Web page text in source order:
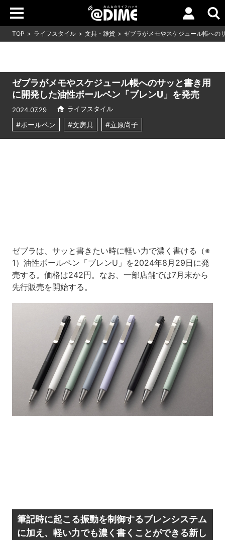
TOP ライフスタイル 文具・雑貨 ゼブラがメモやスケジュール帳への
ゼブラがメモやスケジュール帳へのサッと書き用
に開発した油性ボールペン「ブレンU」を発売
2024.07.29 ライフスタイル
#ボールペン #文房具 #立原尚子
ゼブラは、サッと書きたい時に軽い力で濃く書ける（※
1）油性ボールペン「ブレンU」を2024年8月29日に発
売する。価格は242円。なお、一部店舗では7月末から
先行販売を開始する。
筆記時に起こる振動を制御するブレンシステム
に加え、軽い力でも濃く書くことができる新し